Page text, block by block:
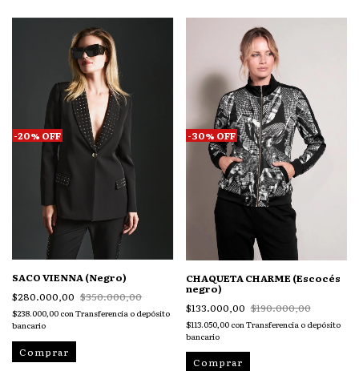
-20% OFF
SACO VIENNA (Negro)
$280.000,00 $350.000,00
$238.000,00 conTransferencia o depósito
bancario
Comprar
-30% OFF
CHAQUETA CHARME (Escocés
negro)
$133.000,00 $190.000,00
$113.050,00 con Transferencia o depósito
bancario
Comprar